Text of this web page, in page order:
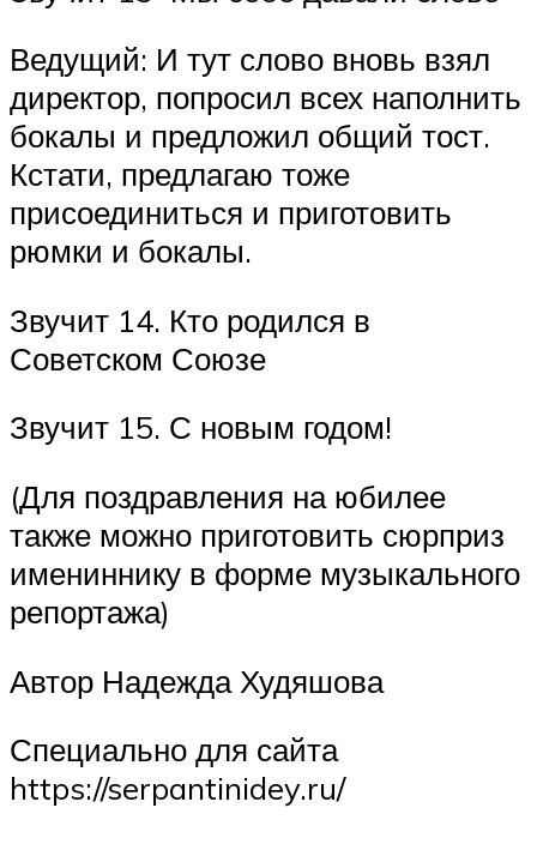
Ведущий: И тут слово вновь взял
директор, попросил всех наполнить
бокалы и предложил общий тост.
Кстати, предлагаю тоже
присоединиться и приготовить
рюмки и бокалы.
Звучит 14. Кто родился в
Советском Союзе
Звучит 15. С новым годом!
(Для поздравления на юбилее
также можно приготовить сюрприз
имениннику в форме музыкального
репортажа)
Автор Надежда Худяшова
Специально для сайта
https://serpantinidey.ru/